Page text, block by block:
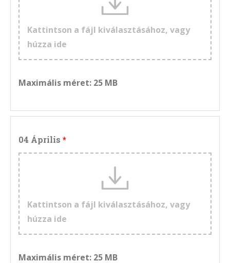
Kattintson a fájl kiválasztásához, vagy
húzza ide
Maximális méret: 25 MB
04 Április
Kattintson a fájl kiválasztásához, vagy
húzza ide
Maximális méret: 25 MB